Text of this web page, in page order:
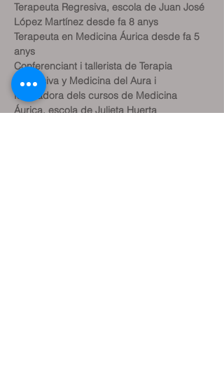
Terapeuta Regresiva, escola de Juan José
López Martínez desde fa 8 anys
Terapeuta en Medicina Áurica desde fa 5
anys
Conferenciant i tallerista de Terapia
Regresiva y Medicina del Aura i
facilitadora dels cursos de Medicina
Áurica, escola de Julieta Huerta